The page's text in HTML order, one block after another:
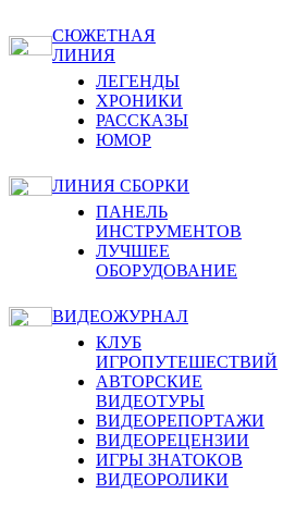
СЮЖЕТНАЯ
ЛИНИЯ
ЛЕГЕНДЫ
ХРОНИКИ
РАССКАЗЫ
ЮМОР
ЛИНИЯ СБОРКИ
ПАНЕЛЬ
ИНСТРУМЕНТОВ
ЛУЧШЕЕ
ОБОРУДОВАНИЕ
ВИДЕОЖУРНАЛ
КЛУБ
ИГРОПУТЕШЕСТВИЙ
АВТОРСКИЕ
ВИДЕОТУРЫ
ВИДЕОРЕПОРТАЖИ
ВИДЕОРЕЦЕНЗИИ
ИГРЫ ЗНАТОКОВ
ВИДЕОРОЛИКИ